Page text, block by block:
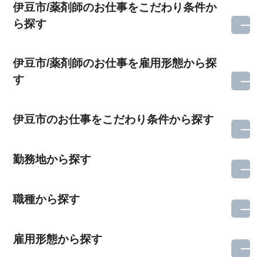
伊豆市/薬剤師のお仕事をこだわり条件か
ら探す
伊豆市/薬剤師のお仕事を雇用形態から探
す
伊豆市のお仕事をこだわり条件から探す
勤務地から探す
職種から探す
雇用形態から探す